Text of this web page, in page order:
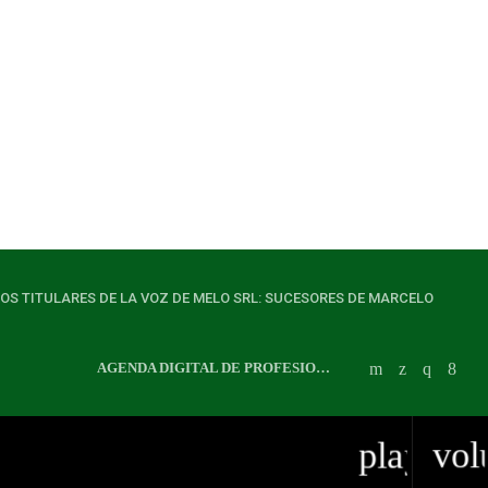
TITULARES DE LA VOZ DE MELO SRL: SUCESORES DE MARCELO
AGENDA DIGITAL DE PROFESIONALES